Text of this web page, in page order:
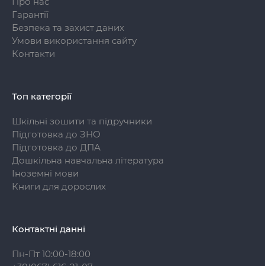
Гарантії
Безпека та захист даних
Умови використання сайту
Контакти
Топ категорії
Шкільні зошити та підручники
Підготовка до ЗНО
Підготовка до ДПА
Дошкільна навчальна література
Іноземні мови
Книги для дорослих
Контактні данні
Пн-Пт 10:00-18:00